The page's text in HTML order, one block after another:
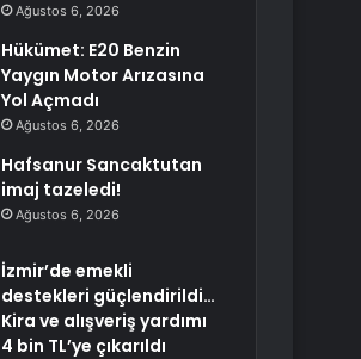
Ağustos 6, 2026
Hükümet: E20 Benzin
Yaygın Motor Arızasına
Yol Açmadı
Ağustos 6, 2026
Hafsanur Sancaktutan
imaj tazeledi!
Ağustos 6, 2026
İzmir’de emekli
destekleri güçlendirildi…
Kira ve alışveriş yardımı
4 bin TL’ye çıkarıldı